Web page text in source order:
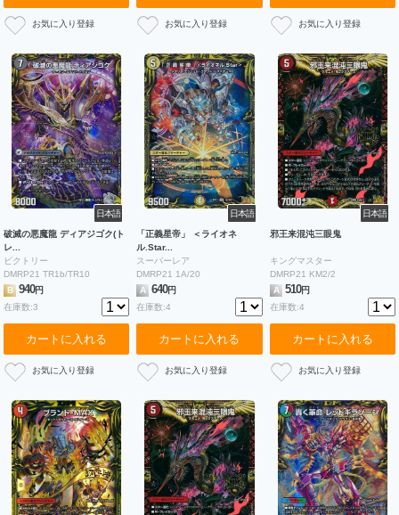
日本語
破滅の悪魔龍 ディアジゴク(ト
レ...
ビクトリー
DMRP21 TR1b/TR10
B
940円
在庫数:3
カートに入れる
日本語
「正義星帝」 ＜ライオネ
ル.Star...
スーパーレア
DMRP21 1A/20
A
640円
在庫数:4
カートに入れる
日本語
邪王来混沌三眼鬼
キングマスター
DMRP21 KM2/2
A 510円
在庫数:4
カートに入れる